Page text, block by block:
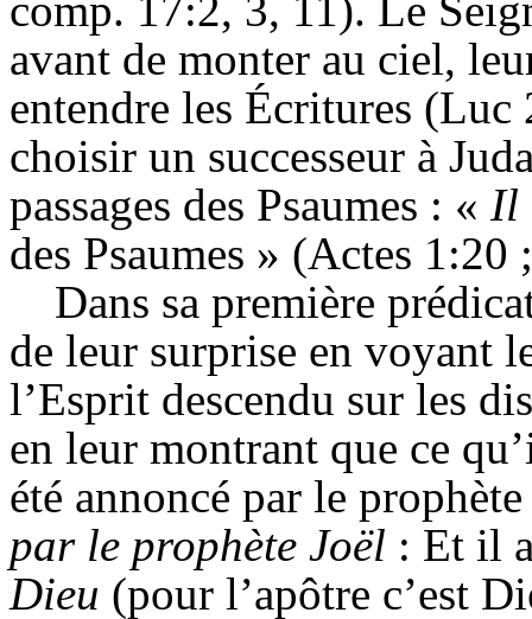
avant de monter au ciel,
entendre les Écritures
choisir un successeur à
passages des Psaumes : « Il
des Psaumes » (Actes
Dans sa première
de leur surprise en voyant
l’Esprit descendu sur les
en leur montrant que ce
été annoncé par le
par le prophète Joël : Et il
Dieu (pour l’apôtre c’est